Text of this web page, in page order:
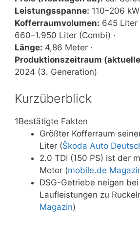
Leistungsspanne: 110–206
Kofferraumvolumen: 645 Liter
660–1.950 Liter (Combi) ·
Länge: 4,86 Meter ·
Produktionszeitraum
2024 (3. Generation)
Kurzüberblick
1Bestätigte Fakten
Größter Kofferraum
Liter (Škoda Auto
2.0 TDI (150 PS) ist der
Motor (mobile.de
DSG-Getriebe neigen
Laufleistungen zu
Magazin)